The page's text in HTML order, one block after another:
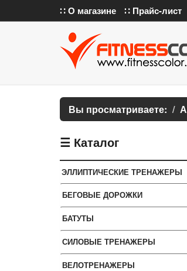
∷ О магазине ∷ Прайс-лист
Вы просматриваете:
☰ Каталог
ЭЛЛИПТИЧЕСКИЕ ТРЕНАЖЕРЫ
БЕГОВЫЕ ДОРОЖКИ
БАТУТЫ
СИЛОВЫЕ ТРЕНАЖЕРЫ
ВЕЛОТРЕНАЖЕРЫ